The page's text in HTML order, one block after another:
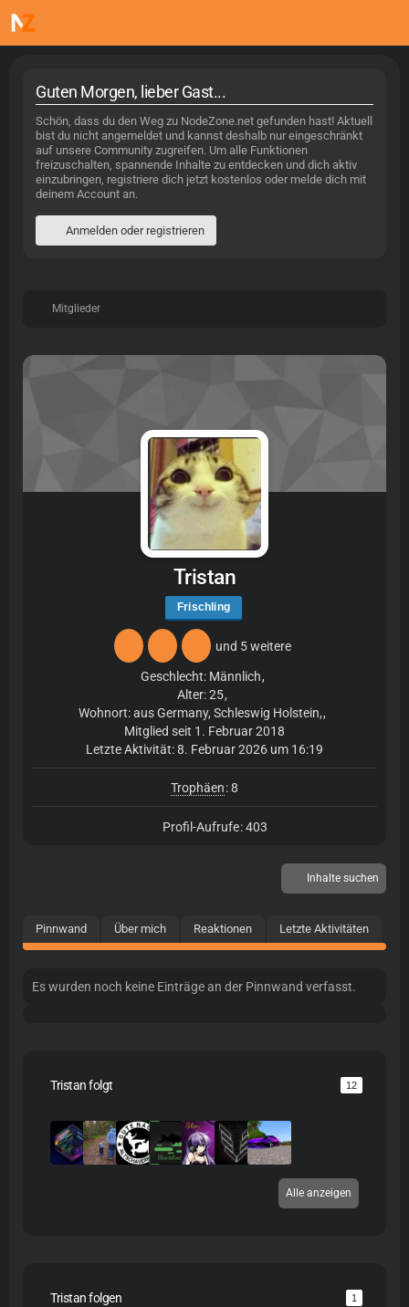
Guten Morgen, lieber Gast...
Schön, dass du den Weg zu NodeZone.net gefunden hast! Aktuell
bist du nicht angemeldet und kannst deshalb nur eingeschränkt
auf unsere Community zugreifen. Um alle Funktionen
freizuschalten, spannende Inhalte zu entdecken und dich aktiv
einzubringen, registriere dich jetzt kostenlos oder melde dich mit
deinem Account an.
Anmelden oder registrieren
Mitglieder
Tristan
Frischling
und 5 weitere
Geschlecht: Männlich
Alter: 25
Wohnort: aus Germany, Schleswig Holstein,
Mitglied seit 1. Februar 2018
Letzte Aktivität:8. Februar 2026 um 16:19
Trophäen 8
Profil-Aufrufe 403
Inhalte suchen
Pinnwand Über mich Reaktionen Letzte Aktivitäten
Es wurden noch keine Einträge an der Pinnwand verfasst.
Tristan folgt 12
Alle anzeigen
Tristan folgen 1